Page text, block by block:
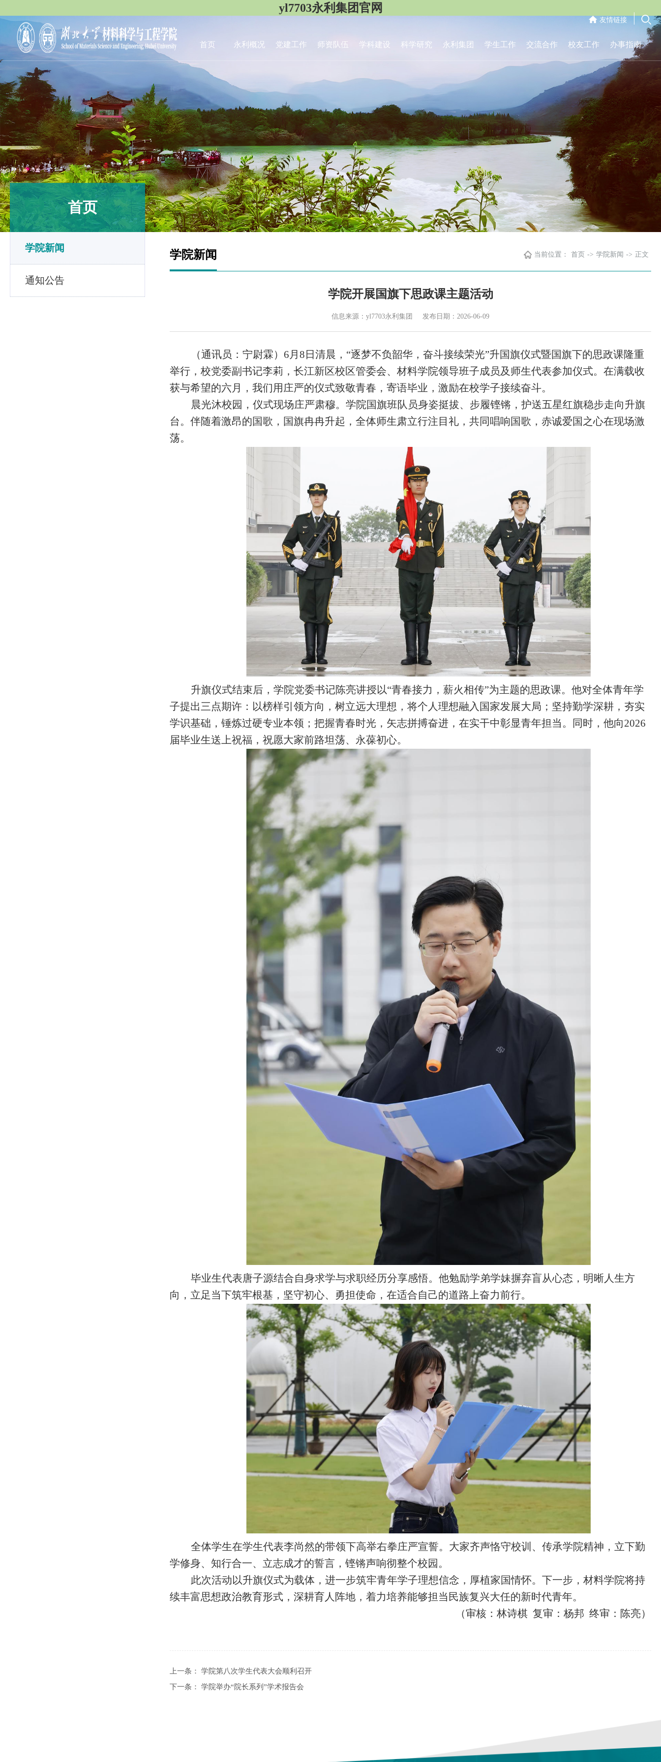
yl7703永利集团官网
友情链接
首页 永利概况 党建工作 师资队伍 学科建设 科学研究 永利集团 学生工作 交流合作 校友工作 办事指南
首页
学院新闻
通知公告
学院新闻 当前位置： 首页 -> 学院新闻 -> 正文
学院开展国旗下思政课主题活动
信息来源：yl7703永利集团 发布日期：2026-06-09
（通讯员：宁尉霖） 6月8日清晨，“逐梦不负韶华，奋斗接续荣光”升国旗仪式暨国旗下的思政课隆重
举行，校党委副书记李莉，长江新区校区管委会、材料学院领导班子成员及师生代表参加仪式。在满载收
获与希望的六月，我们用庄严的仪式致敬青春，寄语毕业，激励在校学子接续奋斗。
晨光沐校园，仪式现场庄严肃穆。学院国旗班队员身姿挺拔、步履铿锵，护送五星红旗稳步走向升旗
台。伴随着激昂的国歌，国旗冉冉升起，全体师生肃立行注目礼，共同唱响国歌，赤诚爱国之心在现场激
荡。
升旗仪式结束后，学院党委书记陈亮讲授以“青春接力，薪火相传”为主题的思政课。他对全体青年学
子提出三点期许：以榜样引领方向，树立远大理想，将个人理想融入国家发展大局；坚持勤学深耕，夯实
学识基础，锤炼过硬专业本领；把握青春时光，矢志拼搏奋进，在实干中彰显青年担当。同时，他向2026
届毕业生送上祝福，祝愿大家前路坦荡、永葆初心。
毕业生代表唐子源结合自身求学与求职经历分享感悟。他勉励学弟学妹摒弃盲从心态，明晰人生方
向，立足当下筑牢根基，坚守初心、勇担使命，在适合自己的道路上奋力前行。
全体学生在学生代表李尚然的带领下高举右拳庄严宣誓。大家齐声恪守校训、传承学院精神，立下勤
学修身、知行合一、立志成才的誓言，铿锵声响彻整个校园。
此次活动以升旗仪式为载体，进一步筑牢青年学子理想信念，厚植家国情怀。下一步，材料学院将持
续丰富思想政治教育形式，深耕育人阵地，着力培养能够担当民族复兴大任的新时代青年。
（审核：林诗棋 复审：杨邦 终审：陈亮）
上一条： 学院第八次学生代表大会顺利召开
下一条： 学院举办“院长系列”学术报告会